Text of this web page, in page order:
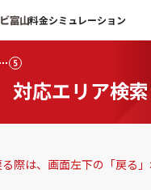
料金シミュレーション
対応エリア検索
5
際は、画面左下の「戻る